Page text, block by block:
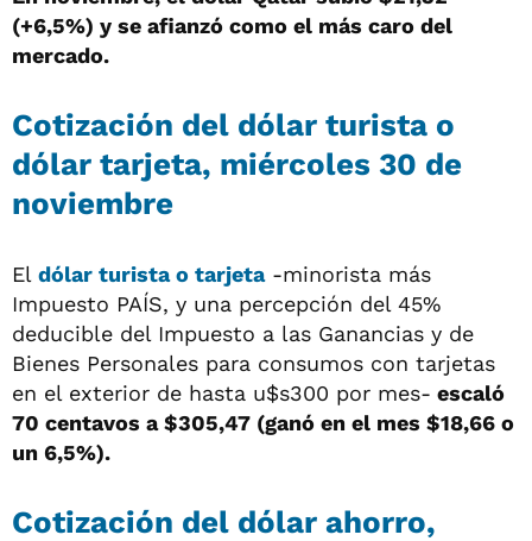
(+6,5%) y se afianzó como el más caro del
mercado.
Cotización del dólar turista o
dólar tarjeta, miércoles 30 de
noviembre
El dólar turista o tarjeta-minorista más
Impuesto PAÍS, y una percepción del 45%
deducible del Impuesto a las Ganancias y de
Bienes Personales para consumos con tarjetas
en el exterior de hasta u$s300 por mes- escaló
70 centavos a $305,47 (ganó en el mes $18,66 o
un 6,5%).
Cotización del dólar ahorro,